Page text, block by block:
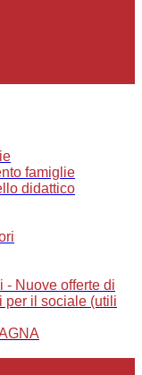
famiglie
didattico
- Nuove offerte di
per il sociale (utili